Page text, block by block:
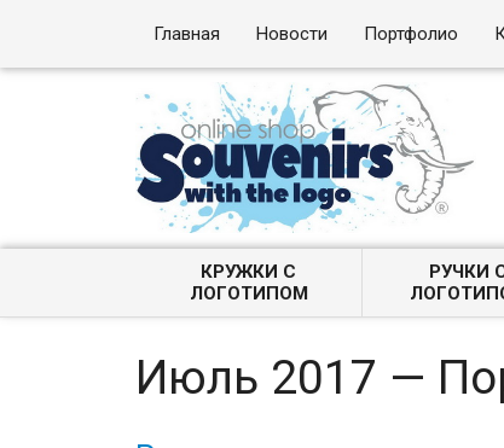
Главная Новости Портфолио
КРУЖКИ С
ЛОГОТИПОМ
РУЧКИ
Июль 2017 —